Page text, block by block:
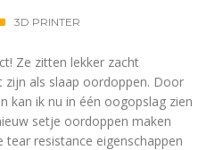
3D PRINTER
Ze zitten lekker zacht
zijn als slaap oordoppen. Door
kan ik nu in één oogopslag zien
setje oordoppen maken
resistance eigenschappen